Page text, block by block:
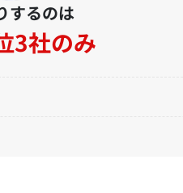
するのは
3社のみ